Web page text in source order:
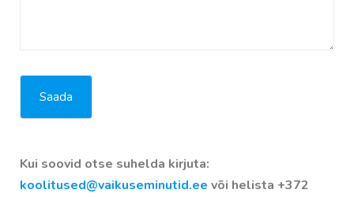
Kui soovid otse suhelda kirjuta:
koolitused@vaikuseminutid.ee või helista +372